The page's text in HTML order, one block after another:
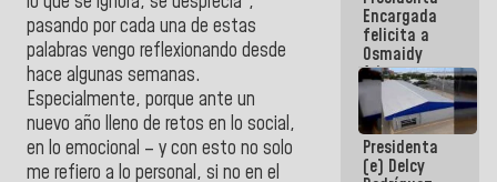
pasando por cada una de estas
palabras vengo reflexionando desde
hace algunas semanas.
Especialmente, porque ante un
nuevo año lleno de retos en lo social,
en lo emocional – y con esto no solo
me refiero a lo personal, si no en el
post-sismos
Encargada
felicita a
Osmaidy
Arias y
Giraly
Marcano por
hacer
historia en
los
Presidenta
(e) Delcy